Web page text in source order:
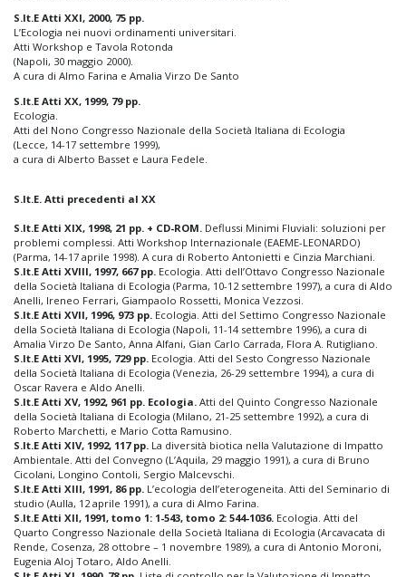
S.It.E Atti XXI, 2000, 75 pp.
L’Ecologia nei nuovi ordinamenti universitari.
Atti Workshop e Tavola Rotonda
(Napoli, 30 maggio 2000).
A cura di Almo Farina e Amalia Virzo De Santo
S.It.E Atti XX, 1999, 79 pp.
Ecologia.
Atti del Nono Congresso Nazionale della Società Italiana di Ecologia
(Lecce, 14-17 settembre 1999),
a cura di Alberto Basset e Laura Fedele.
S.It.E. Atti precedenti al XX
S.It.E Atti XIX, 1998, 21 pp. + CD-ROM. Deflussi Minimi Fluviali: soluzioni per
problemi complessi. Atti Workshop Internazionale (EAEME-LEONARDO)
(Parma, 14-17 aprile 1998). A cura di Roberto Antonietti e Cinzia Marchiani.
S.It.E Atti XVIII, 1997, 667 pp. Ecologia. Atti dell’Ottavo Congresso Nazionale
della Società Italiana di Ecologia (Parma, 10-12 settembre 1997), a cura di Aldo
Anelli, Ireneo Ferrari, Giampaolo Rossetti, Monica Vezzosi.
S.It.E Atti XVII, 1996, 973 pp. Ecologia. Atti del Settimo Congresso Nazionale
della Società Italiana di Ecologia (Napoli, 11-14 settembre 1996), a cura di
Amalia Virzo De Santo, Anna Alfani, Gian Carlo Carrada, Flora A. Rutigliano.
S.It.E Atti XVI, 1995, 729 pp. Ecologia. Atti del Sesto Congresso Nazionale
della Società Italiana di Ecologia (Venezia, 26-29 settembre 1994), a cura di
Oscar Ravera e Aldo Anelli.
S.It.E Atti XV, 1992, 961 pp. Ecologia. Atti del Quinto Congresso Nazionale
della Società Italiana di Ecologia (Milano, 21-25 settembre 1992), a cura di
Roberto Marchetti, e Mario Cotta Ramusino.
S.It.E Atti XIV, 1992, 117 pp. La diversità biotica nella Valutazione di Impatto
Ambientale. Atti del Convegno (L’Aquila, 29 maggio 1991), a cura di Bruno
Cicolani, Longino Contoli, Sergio Malcevschi.
S.It.E Atti XIII, 1991, 86 pp. L’ecologia dell’eterogeneita. Atti del Seminario di
studio (Aulla, 12 aprile 1991), a cura di Almo Farina.
S.It.E Atti XII, 1991, tomo 1: 1-543, tomo 2: 544-1036. Ecologia. Atti del
Quarto Congresso Nazionale della Società Italiana di Ecologia (Arcavacata di
Rende, Cosenza, 28 ottobre – 1 novembre 1989), a cura di Antonio Moroni,
Eugenia Aloj Totaro, Aldo Anelli.